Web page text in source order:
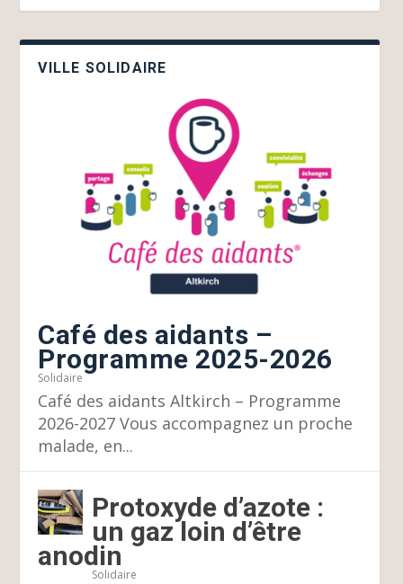
VILLE SOLIDAIRE
Café des aidants –
Programme 2025-2026
Solidaire
Café des aidants Altkirch – Programme
2026-2027 Vous accompagnez un proche
malade, en...
Protoxyde d’azote :
un gaz loin d’être
anodin
Solidaire